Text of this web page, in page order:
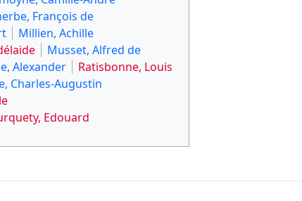
François de
Millien, Achille
Musset, Alfred de
Alexander
Ratisbonne, Louis
Charles-Augustin
Edouard